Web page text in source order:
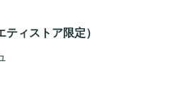
ィストア限定）